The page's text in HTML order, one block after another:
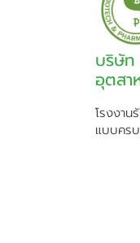
บริษัท
อุตสา
โรงงาน
แบบคร